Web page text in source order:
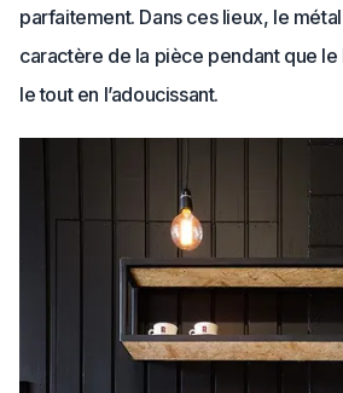
parfaitement. Dans ces lieux, le
caractère de la pièce pendant que
le tout en l’adoucissant.